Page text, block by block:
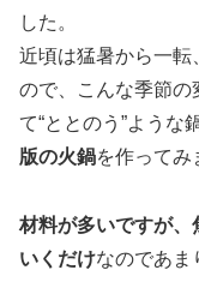
した。
近頃は猛暑から一転
ので、こんな季節の
て“ととのう”ような
版の火鍋を作ってみ
材料が多いですが、
いくだけなのであま